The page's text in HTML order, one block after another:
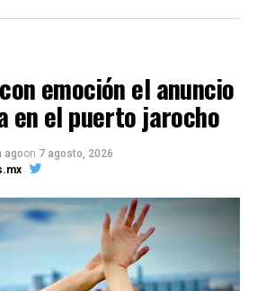
emoción el anuncio
en el puerto jarocho
agoon 7 agosto, 2026